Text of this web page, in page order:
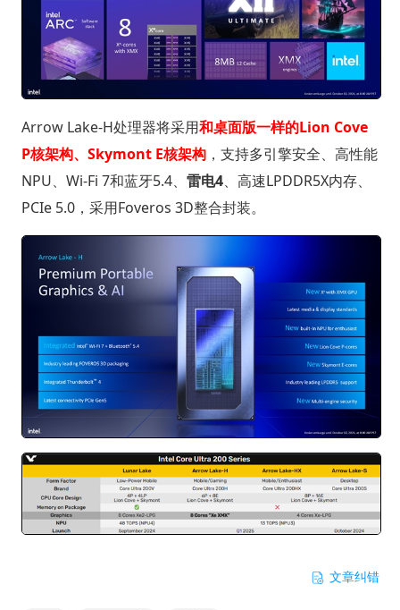
Arrow Lake-H处理器将采用和桌面版一样的Lion Cove
P核架构、Skymont E核架构，支持多引擎安全、高性能
NPU、Wi-Fi 7和蓝牙5.4、 雷电4、高速LPDDR5X内存、
PCIe 5.0，采用Foveros 3D整合封装。
文章纠错